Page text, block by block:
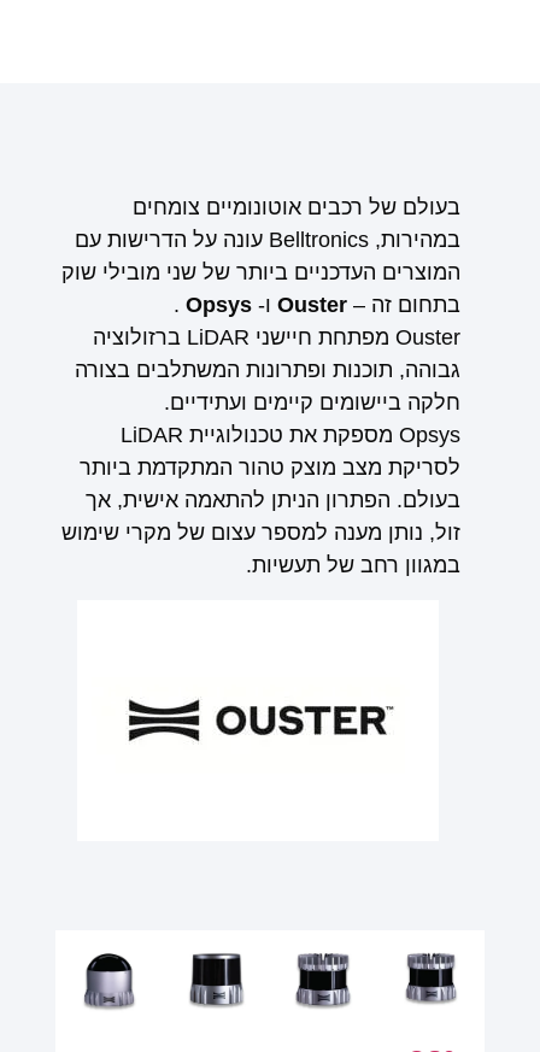
בעולם של רכבים אוטונומיים צומחים
במהירות, Belltronics עונה על הדרישות עם
המוצרים העדכניים ביותר של שני מובילי שוק
בתחום זה – Ousterו- Opsys
.
Ouster מפתחת חיישני LiDAR ברזולוציה
גבוהה, תוכנות ופתרונות המשתלבים בצורה
חלקה ביישומים קיימים ועתידיים.
Opsys מספקת את טכנולוגיית LiDAR
לסריקת מצב מוצק טהור המתקדמת ביותר
בעולם. הפתרון הניתן להתאמה אישית, אך
זול, נותן מענה למספר עצום של מקרי שימוש
במגוון רחב של תעשיות.